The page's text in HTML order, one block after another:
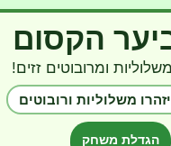
הקסום
משלוליות ורובוטים
הגדלת משחק